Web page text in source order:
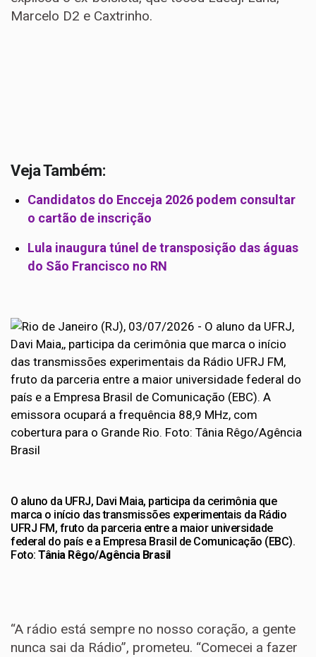
Marcelo D2 e Caxtrinho.
Veja Também:
Candidatos do Encceja 2026 podem consultar
o cartão de inscrição
Lula inaugura túnel de transposição das águas
do São Francisco no RN
O aluno da UFRJ, Davi Maia, participa da cerimônia que
marca o início das transmissões experimentais da Rádio
UFRJ FM, fruto da parceria entre a maior universidade
federal do país e a Empresa Brasil de Comunicação (EBC).
Foto: Tânia Rêgo/Agência Brasil
“A rádio está sempre no nosso coração, a gente
nunca sai da Rádio”, prometeu. “Comecei a fazer